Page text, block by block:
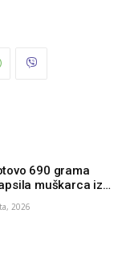
690 grama
muškarca iz
2026